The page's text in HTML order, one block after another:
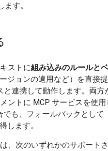
す。
ストに組み込みのルールと
ジョンの適用など）を直接
と連携して動作します。両方
ントに MCP サービスを使用
も、フォールバックとして
します。
、次のいずれかのサポート